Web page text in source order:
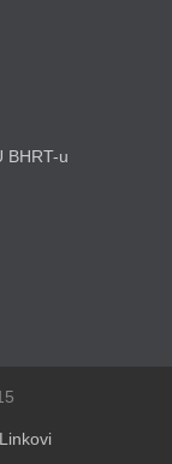
BHRT-u
Linkovi